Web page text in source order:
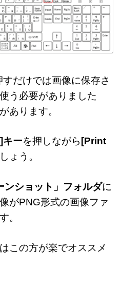
だけでは画像に保存さ
う必要がありました
あります。
ーを押しながら [Print
ょう。
ンショット」フォルダに
がPNG形式の画像ファ
。
この方が楽でオススメ